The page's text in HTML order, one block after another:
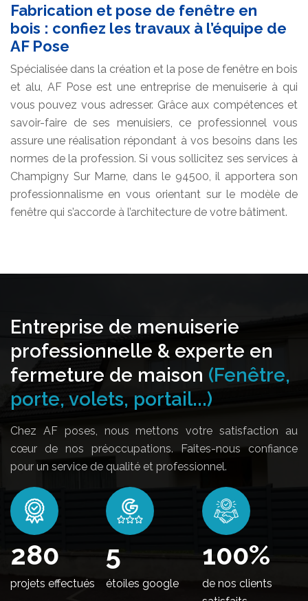
Fabrication et pose de fenêtre en
bois : confiez les travaux à l’équipe de
AF Pose
Spécialisée dans la création et la pose de fenêtre en bois
et alu, AF Pose est une entreprise de menuiserie à qui
vous pouvez vous adresser. Grâce aux compétences et
savoir-faire de ses menuisiers, ce professionnel vous
assure une réalisation répondant à vos besoins dans les
normes de la profession. Si vous sollicitez ses services à
Champigny Sur Marne, dans le 94500, il apportera son
professionnalisme en vous orientant sur le modèle de
fenêtre qui s’accorde à l’architecture de votre bâtiment.
Entreprise de menuiserie
professionnelle & experte en
fermeture de maison (Fenêtre,
porte, volets, portail...)
Chez AF poses, nous mettons votre satisfaction au
cœur de nos préoccupations. Faites-nous confiance
pour un service de qualité et professionnel.
344
projets effectués
5
étoiles google
100%
de nos clients